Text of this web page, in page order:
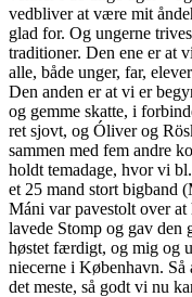
vedbliver at være mit
glad for. Og ungerne
traditioner. Den ene er at
alle, både unger, far,
Den anden er at vi er
og gemme skatte, i
ret sjovt, og Óliver og
sammen med fem andre
holdt temadage, hvor vi
et 25 mand stort bigband
Máni var pavestolt over at
lavede Stomp og gav
høstet færdigt, og mig og
niecerne i København.
det meste, så godt vi nu